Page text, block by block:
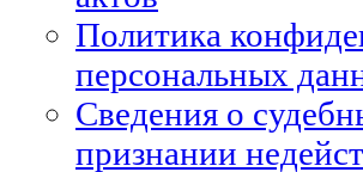
Политика
персональных
Сведения о
признании